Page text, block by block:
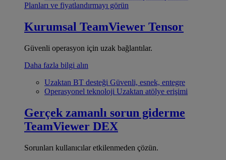
Planları ve fiyatlandırmayı görün
Kurumsal TeamViewer Tensor
Güvenli operasyon için uzak bağlantılar.
Daha fazla bilgi alın
Uzaktan BT desteği Güvenli, esnek, entegre
Operasyonel teknoloji Uzaktan atölye erişimi
Gerçek zamanlı sorun giderme
TeamViewer DEX
Sorunları kullanıcılar etkilenmeden çözün.